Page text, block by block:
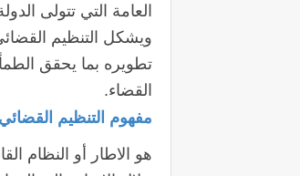
العامة التي تتولى
ويشكل التنظيم
تطويره بما يحقق
القضاء.
مفهوم التنظيم القضائي
هو الاطار أو النظام